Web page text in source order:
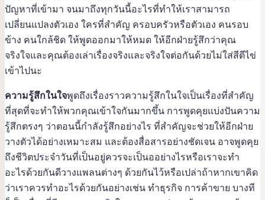
ปัญหาที่เข้ามา จนมาถึงทุกวันนี้อะไรที่ทำให้เราสามารถ
เปลี่ยนแปลงตัวเอง ใครที่สำคัญ ครอบครัวหรือตัวเอง คนรอบ
ข้าง คนใกล้ชิด ให้พูดออกมาให้หมด ให้อีกฝ่ายรู้สึกว่าคุณ
จริงใจและคุณต้องเล่าเรื่องจริงและจริงใจต่อกันด้วยไม่ใส่สีตีไข่
เข้าไปนะ
ความรู้สึกในใจพูดถึงเรื่องราวความรู้สึกในใจเป็นเรื่องที่สำคัญ
ที่สุดที่จะทำให้พวกคุณเข้าใจกันมากขึ้น การพูดคุยแบ่งปันความ
รู้สึกตรงๆ ว่าตอนนี้กำลังรู้สึกอย่างไร ที่สำคัญจะช่วยให้อีกฝ่าย
วางตัวได้อย่างเหมาะสม และต้องสื่อสารอย่างชัดเจน อาจพูดคุย
ถึงชีวิตประจำวันที่เป็นอยู่ควรจะเป็นออย่างไรหรือเราจะทำ
อะไรด้วยกันดีวางแพลนต่างๆ ด้วยกันไว้หรือเปล่าถ้าหากเขาคิด
ว่าเราควรทำอะไรด้วยกันอย่างเช่น ทำธุรกิจ การค้าขาย บางที